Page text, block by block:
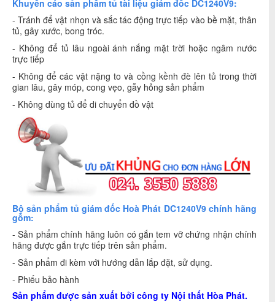
Khuyến cáo sản phẩm tủ tài liệu giám đốc DC1240V9:
- Tránh để vật nhọn và sắc tác động trực tiếp vào bề mặt, thân
tủ, gây xước, bong tróc.
- Không để tủ lâu ngoài ánh nắng mặt trời hoặc ngâm nước
trực tiếp
- Không để các vật nặng to và cồng kềnh đè lên tủ trong thời
gian lâu, gây móp, cong vẹo, gẫy hỏng sản phẩm
- Không dùng tủ để di chuyển đồ vật
Bộ sản phẩm tủ giám đốc Hoà Phát DC1240V9 chính hãng
gồm:
- Sản phẩm chính hãng luôn có gắn tem vỡ chứng nhận chính
hãng được gắn trực tiếp trên sản phẩm.
- Sản phẩm đi kèm với hướng dẫn lắp đặt, sử dụng.
- Phiếu bảo hành
Sản phẩm được sản xuất bởi công ty Nội thất Hòa Phát.